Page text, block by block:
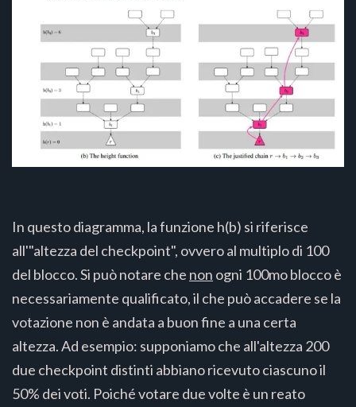
In questo diagramma, la funzione h(b) si riferisce
all'"altezza del checkpoint", ovvero al multiplo di 100
del blocco. Si può notare che non ogni 100mo blocco è
necessariamente qualificato, il che può accadere se la
votazione non è andata a buon fine a una certa
altezza. Ad esempio: supponiamo che all'altezza 200
due checkpoint distinti abbiano ricevuto ciascuno il
50% dei voti. Poiché votare due volte è un reato